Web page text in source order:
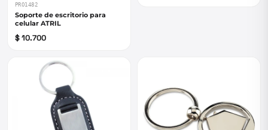
PRO1482
Soporte de escritorio para
celular ATRIL
$ 10.700